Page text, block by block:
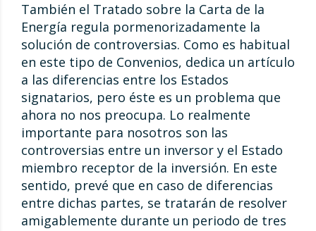
También el Tratado sobre la Carta de la
Energía regula pormenorizadamente la
solución de controversias. Como es habitual
en este tipo de Convenios, dedica un artículo
a las diferencias entre los Estados
signatarios, pero éste es un problema que
ahora no nos preocupa. Lo realmente
importante para nosotros son las
controversias entre un inversor y el Estado
miembro receptor de la inversión. En este
sentido, prevé que en caso de diferencias
entre dichas partes, se tratarán de resolver
amigablemente durante un periodo de tres